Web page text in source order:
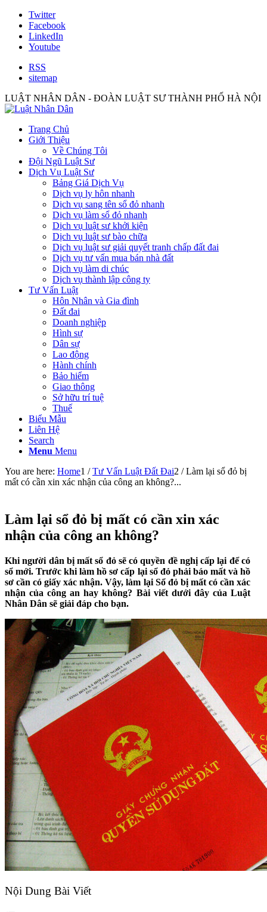
Twitter
Facebook
LinkedIn
Youtube
RSS
sitemap
LUẬT NHÂN DÂN - ĐOÀN LUẬT SƯ THÀNH PHỐ HÀ NỘI
Trang Chủ
Giới Thiệu
Về Chúng Tôi
Đội Ngũ Luật Sư
Dịch Vụ Luật Sư
Bảng Giá Dịch Vụ
Dịch vụ ly hôn nhanh
Dịch vụ sang tên sổ đỏ nhanh
Dịch vụ làm sổ đỏ nhanh
Dịch vụ luật sư khởi kiện
Dịch vụ luật sư bào chữa
Dịch vụ luật sư giải quyết tranh chấp đất đai
Dịch vụ tư vấn mua bán nhà đất
Dịch vụ làm di chúc
Dịch vụ thành lập công ty
Tư Vấn Luật
Hôn Nhân và Gia đình
Đất đai
Doanh nghiệp
Hình sự
Dân sự
Lao động
Hành chính
Bảo hiểm
Giao thông
Sở hữu trí tuệ
Thuế
Biểu Mẫu
Liên Hệ
Search
Menu Menu
You are here: Home1 / Tư Vấn Luật Đất Đai2 / Làm lại sổ đỏ bị
mất có cần xin xác nhận của công an không?...
Làm lại sổ đỏ bị mất có cần xin xác
nhận của công an không?
Khi người dân bị mất sổ đỏ sẽ có quyền đề nghị cấp lại để có
sổ mới. Trước khi làm hồ sơ cấp lại sổ đỏ phải báo mất và hồ
sơ cần có giấy xác nhận. Vậy, làm lại Sổ đỏ bị mất có cần xác
nhận của công an hay không? Bài viết dưới đây của Luật
Nhân Dân sẽ giải đáp cho bạn.
Nội Dung Bài Viết